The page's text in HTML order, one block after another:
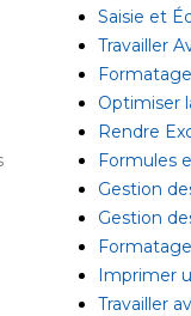
Saisie et
Travailler
Optimiser
Rendre
Formules
Gestion
Gestion
Imprimer
Travailler